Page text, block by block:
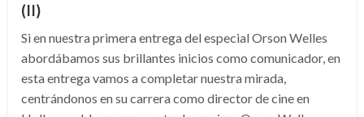
(II)
Si en nuestra primera entrega del especial Orson Welles
abordábamos sus brillantes inicios como comunicador, en
esta entrega vamos a completar nuestra mirada,
centrándonos en su carrera como director de cine en